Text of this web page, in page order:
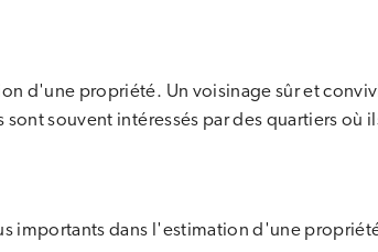
d'une propriété. Un voisinage sûr et
souvent intéressés par des quartiers où
importants dans l'estimation d'une